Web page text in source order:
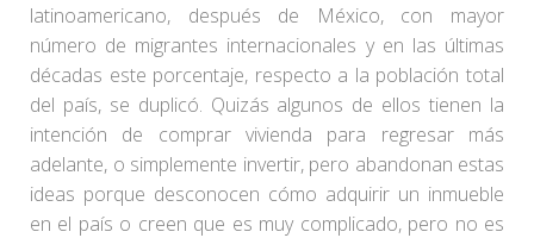
latinoamericano, después de México, con mayor
número de migrantes internacionales y en las últimas
décadas este porcentaje, respecto a la población total
del país, se duplicó. Quizás algunos de ellos tienen la
intención de comprar vivienda para regresar más
adelante, o simplemente invertir, pero abandonan estas
ideas porque desconocen cómo adquirir un inmueble
en el país o creen que es muy complicado, pero no es